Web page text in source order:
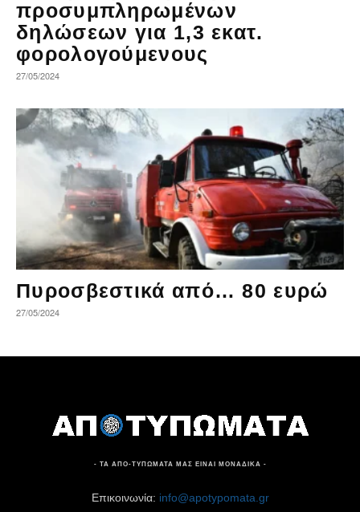
προσυμπληρωμένων
δηλώσεων για 1,3 εκατ.
φορολογούμενους
27/05/2024
Πυροσβεστικά από… 80 ευρώ
27/05/2024
- ΤΑ ΑΠΟ-ΤΥΠΩΜΑΤΑ ΜΑΣ ΕΙΝΑΙ ΜΟΝΑΔΙΚΑ -
Επικοινωνία: info@apotypomata.gr